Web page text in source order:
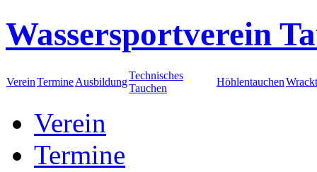
Wassersportverein
VereinTermineAusbildung
Technisches
Tauchen
Höhlentauchen
Verein
Termine